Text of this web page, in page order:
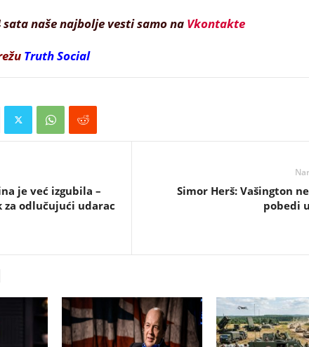
naše najbolje vesti samo na Vkontakte
Truth Social
je već izgubila –
za odlučujući udarac
Simor Herš: Vašington
pobedi